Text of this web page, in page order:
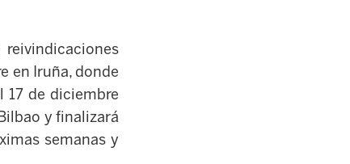
en Iruña, donde
17 de diciembre
y finalizará
semanas y